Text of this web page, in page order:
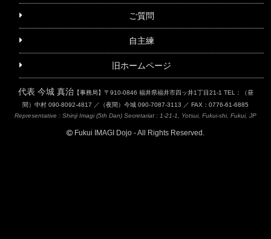
ご質問
自主練
旧ホームページ
代表 今城 真治【事務局】〒910-0846 福井県福井市四ッ井1丁目21-1 TEL：（昼
間）中村 090-8092-4817 ／（夜間）今城 090-7087-3113 ／ FAX：0776-61-6885
Representative : Shinji Imagi (5th Dan) Secretariat : 1-21-1, Yotsui, Fukui-shi, Fukui, JP
Fukui IMAGI Dojo - All Rights Reserved.